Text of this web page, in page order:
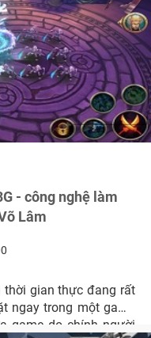
- công nghệ làm
Lâm
thời gian thực đang rất
ngay trong một game
game do chính người